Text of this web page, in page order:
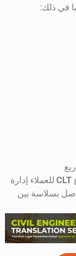
في ذلك:
CLT للعملاء إدارة
بسلاسة بين